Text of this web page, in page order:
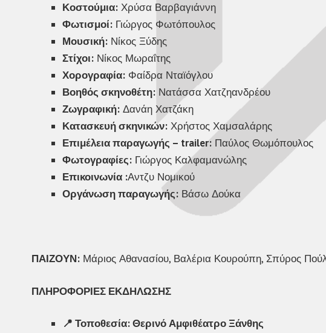
Κοστούμια: Χρύσα Βαρβαγιάννη
Φωτισμοί: Γιώργος Φωτόπουλος
Μουσική: Νίκος Ξύδης
Στίχοι: Νίκος Μωραΐτης
Χορογραφία: Φαίδρα Νταϊόγλου
Βοηθός σκηνοθέτη: Νατάσσα Χατζηανδρέου
Ζωγραφική: Δανάη Χατζάκη
Κατασκευή σκηνικών: Χρήστος Χαμσαλάρης
Επιμέλεια παραγωγής – trailer: Παύλος Θωμόπουλος
Φωτογραφίες: Γιώργος Καλφαμανώλης
Επικοινωνία :Αντζυ Νομικού
Οργάνωση παραγωγής: Βάσω Δούκα
ΠΑΙΖΟΥΝ: Μάριος Αθανασίου, Βαλέρια Κουρούπη, Σπύρος
ΠΛΗΡΟΦΟΡΙΕΣ ΕΚΔΗΛΩΣΗΣ
📍 Τοποθεσία: Θερινό Αμφιθέατρο Ξάνθης